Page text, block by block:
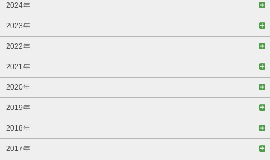
2024年
2023年
2022年
2021年
2020年
2019年
2018年
2017年